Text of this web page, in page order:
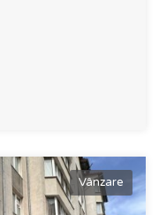
Vânzare